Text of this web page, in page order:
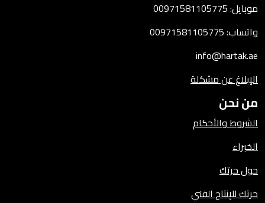
موبايل: 00971581105775
واتساب: 00971581105775
info@hartak.ae
الإبلاغ عن مشكلة
من نحن
الشروط والأحكام
الخبراء
حول حرتك
حرتك للإنتاج الفني